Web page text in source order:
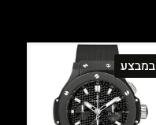
במבצע